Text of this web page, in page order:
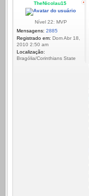
TheNicolau15
Nível 22: MVP
Mensagens: 2885
Registrado em: Dom Abr 18,
2010 2:50 am
Localização:
Bragólia/Corinthians State